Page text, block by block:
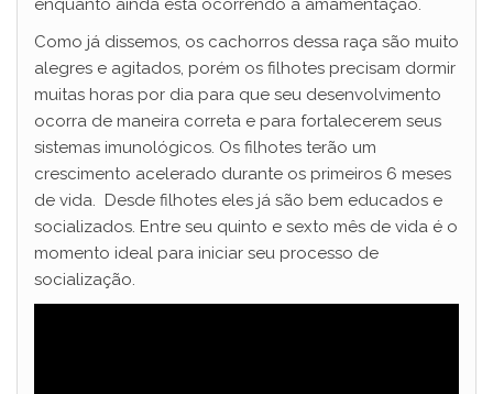
enquanto ainda está ocorrendo à amamentação.
Como já dissemos, os cachorros dessa raça são muito
alegres e agitados, porém os filhotes precisam dormir
muitas horas por dia para que seu desenvolvimento
ocorra de maneira correta e para fortalecerem seus
sistemas imunológicos. Os filhotes terão um
crescimento acelerado durante os primeiros 6 meses
de vida. Desde filhotes eles já são bem educados e
socializados. Entre seu quinto e sexto mês de vida é o
momento ideal para iniciar seu processo de
socialização.